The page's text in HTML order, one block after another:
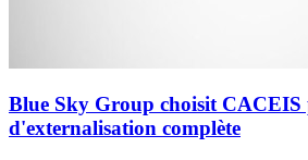
Blue Sky Group choisit CACEIS
d'externalisation complète